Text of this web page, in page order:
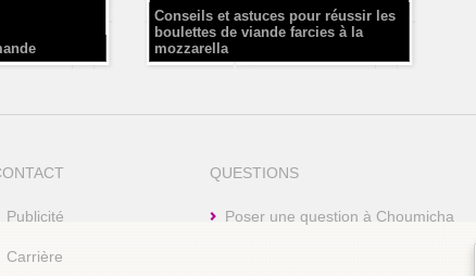
Conseils et astuces pour réussir les
boulettes de viande farcies à la
mozzarella
Publicité
Carrière
QUESTIONS
Poser une question à Choumicha